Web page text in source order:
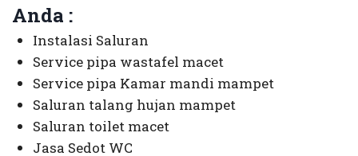
Anda :
Instalasi Saluran
Service pipa wastafel macet
Service pipa Kamar mandi mampet
Saluran talang hujan mampet
Saluran toilet macet
Jasa Sedot WC